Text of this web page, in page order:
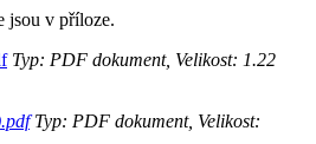
jsou v příloze.
Typ: PDF dokument, Velikost: 1.22
Typ: PDF dokument, Velikost: